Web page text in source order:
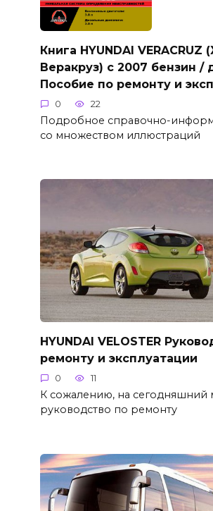
Книга HYUNDAI VERACRUZ
Веракруз) с 2007 бензин /
Пособие по ремонту и
0 22
Подробное справочно-
со множеством иллюстраций
HYUNDAI VELOSTER
ремонту и эксплуатации
0 11
К сожалению, на сегодняшний
руководство по ремонту